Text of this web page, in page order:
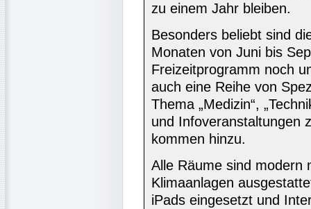
zu einem Jahr bleiben.
Besonders beliebt sind
Monaten von Juni bis
Freizeitprogramm noch
auch eine Reihe von
Thema „Medizin“,
und Infoveranstaltungen
kommen hinzu.
Alle Räume sind modern
Klimaanlagen
iPads eingesetzt und